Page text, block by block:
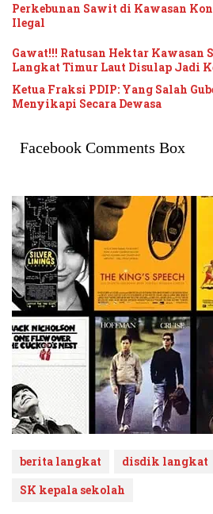
Perkebunan Sawit di Kawasan
Ilegal
Gawat!!! Ratusan Hektar Kawasan
Langkat Timur Laut Disulap Jadi
Ketua Fraksi PDIP: Yang Salah
Menyikapi Secara Dewasa
Facebook Comments Box
berita langkat
disdik langkat
SK kepala sekolah